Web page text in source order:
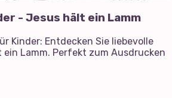
- Jesus hält ein Lamm
Kinder: Entdecken Sie liebevolle
ein Lamm. Perfekt zum Ausdrucken